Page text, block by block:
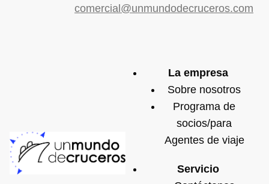
comercial@unmundodecruceros.com
La empresa
Sobre nosotros
Programa de
socios/para
Agentes de viaje
Servicio